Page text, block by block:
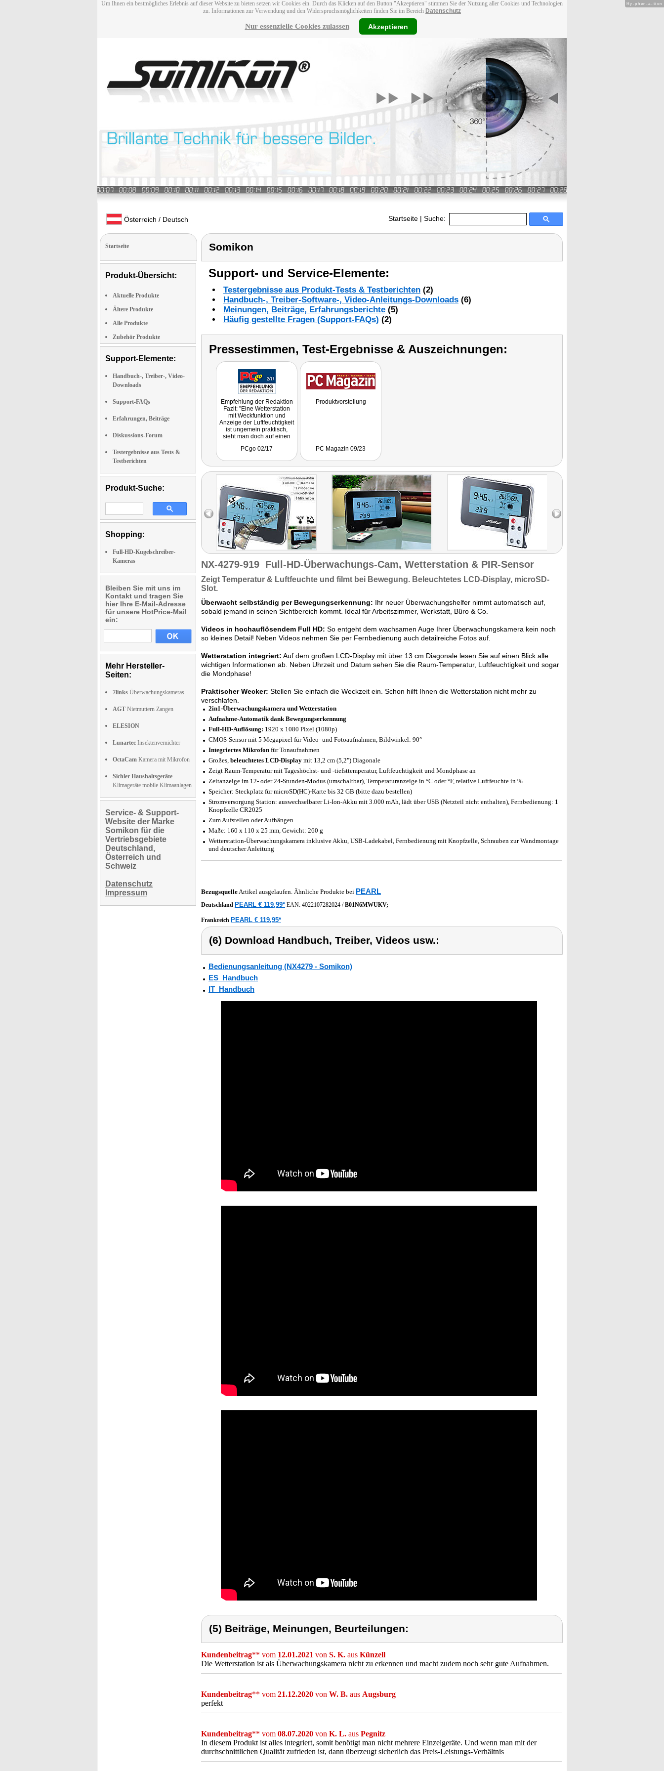
Um Ihnen ein bestmögliches Erlebnis auf dieser Website zu bieten setzen wir Cookies ein. Durch das Klicken auf den Button "Akzeptieren" stimmen Sie der Nutzung aller Cookies und Technologien
zu. Informationen zur Verwendung und den Widerspruchsmöglichkeiten finden Sie im Bereich Datenschutz
Nur essenzielle Cookies zulassen Akzeptieren
Österreich / Deutsch Startseite | Suche:
Startseite
Produkt-Übersicht:
Aktuelle Produkte
Ältere Produkte
Alle Produkte
Zubehör Produkte
Support-Elemente:
Handbuch-, Treiber-, Video-
Downloads
Support-FAQs
Erfahrungen, Beiträge
Diskussions-Forum
Testergebnisse aus Tests &
Testberichten
Produkt-Suche:
Shopping:
Full-HD-Kugelschreiber-
Kameras
Bleiben Sie mit uns im
Kontakt und tragen Sie
hier Ihre E-Mail-Adresse
für unsere HotPrice-Mail
ein:
Mehr Hersteller-
Seiten:
7links Überwachungskameras
AGT Nietmuttern Zangen
ELESION
Lunartec Insektenvernichter
OctaCam Kamera mit Mikrofon
Sichler Haushaltsgeräte
Klimageräte mobile Klimaanlagen
Service- & Support-
Website der Marke
Somikon für die
Vertriebsgebiete
Deutschland,
Österreich und
Schweiz
Datenschutz
Impressum
Somikon
Support- und Service-Elemente:
Testergebnisse aus Produkt-Tests & Testberichten (2)
Handbuch-, Treiber-Software-, Video-Anleitungs-Downloads (6)
Meinungen, Beiträge, Erfahrungsberichte (5)
Häufig gestellte Fragen (Support-FAQs) (2)
Pressestimmen, Test-Ergebnisse & Auszeichnungen:
Empfehlung der Redaktion
Fazit: "Eine Wetterstation
mit Weckfunktion und
Anzeige der Luftfeuchtigkeit
ist ungemein praktisch,
sieht man doch auf einen
ist und ob im Raum das
jeden Raum, der überwacht
PCgo 02/17
Produktvorstellung
PC Magazin 09/23
NX-4279-919 Full-HD-Überwachungs-Cam, Wetterstation & PIR-Sensor
Zeigt Temperatur & Luftfeuchte und filmt bei Bewegung. Beleuchtetes LCD-Display, microSD-
Slot.
Überwacht selbständig per Bewegungserkennung: Ihr neuer Überwachungshelfer nimmt automatisch auf,
sobald jemand in seinen Sichtbereich kommt. Ideal für Arbeitszimmer, Werkstatt, Büro & Co.
Videos in hochauflösendem Full HD: So entgeht dem wachsamen Auge Ihrer Überwachungskamera kein noch
so kleines Detail! Neben Videos nehmen Sie per Fernbedienung auch detailreiche Fotos auf.
Wetterstation integriert: Auf dem großen LCD-Display mit über 13 cm Diagonale lesen Sie auf einen Blick alle
wichtigen Informationen ab. Neben Uhrzeit und Datum sehen Sie die Raum-Temperatur, Luftfeuchtigkeit und sogar
die Mondphase!
Praktischer Wecker: Stellen Sie einfach die Weckzeit ein. Schon hilft Ihnen die Wetterstation nicht mehr zu
verschlafen.
2in1-Überwachungskamera und Wetterstation
Aufnahme-Automatik dank Bewegungserkennung
Full-HD-Auflösung: 1920 x 1080 Pixel (1080p)
CMOS-Sensor mit 5 Megapixel für Video- und Fotoaufnahmen, Bildwinkel: 90°
Integriertes Mikrofon für Tonaufnahmen
Großes, beleuchtetes LCD-Display mit 13,2 cm (5,2") Diagonale
Zeigt Raum-Temperatur mit Tageshöchst- und -tiefsttemperatur, Luftfeuchtigkeit und Mondphase an
Zeitanzeige im 12- oder 24-Stunden-Modus (umschaltbar), Temperaturanzeige in °C oder °F, relative Luftfeuchte in %
Speicher: Steckplatz für microSD(HC)-Karte bis 32 GB (bitte dazu bestellen)
Stromversorgung Station: auswechselbarer Li-Ion-Akku mit 3.000 mAh, lädt über USB (Netzteil nicht enthalten), Fernbedienung: 1
Knopfzelle CR2025
Zum Aufstellen oder Aufhängen
Maße: 160 x 110 x 25 mm, Gewicht: 260 g
Wetterstation-Überwachungskamera inklusive Akku, USB-Ladekabel, Fernbedienung mit Knopfzelle, Schrauben zur Wandmontage
und deutscher Anleitung
BezugsquelleArtikel ausgelaufen. Ähnliche Produkte bei PEARL
Deutschland PEARL € 119,99* EAN: 4022107282024 /B01N6MWUKV;
Frankreich PEARL € 119,95*
(6) Download Handbuch, Treiber, Videos usw.:
Bedienungsanleitung (NX4279 - Somikon)
ES_Handbuch
IT_Handbuch
(5) Beiträge, Meinungen, Beurteilungen:
Kundenbeitrag** vom 12.01.2021 von S. K. aus Künzell
Die Wetterstation ist als Überwachungskamera nicht zu erkennen und macht zudem noch sehr gute Aufnahmen.
Kundenbeitrag** vom 21.12.2020 von W. B. aus Augsburg
perfekt
Kundenbeitrag** vom 08.07.2020 von K. L. aus Pegnitz
In diesem Produkt ist alles integriert, somit benötigt man nicht mehrere Einzelgeräte. Und wenn man mit der
durchschnittlichen Qualität zufrieden ist, dann überzeugt sicherlich das Preis-Leistungs-Verhältnis
Hy-phen-a-tion